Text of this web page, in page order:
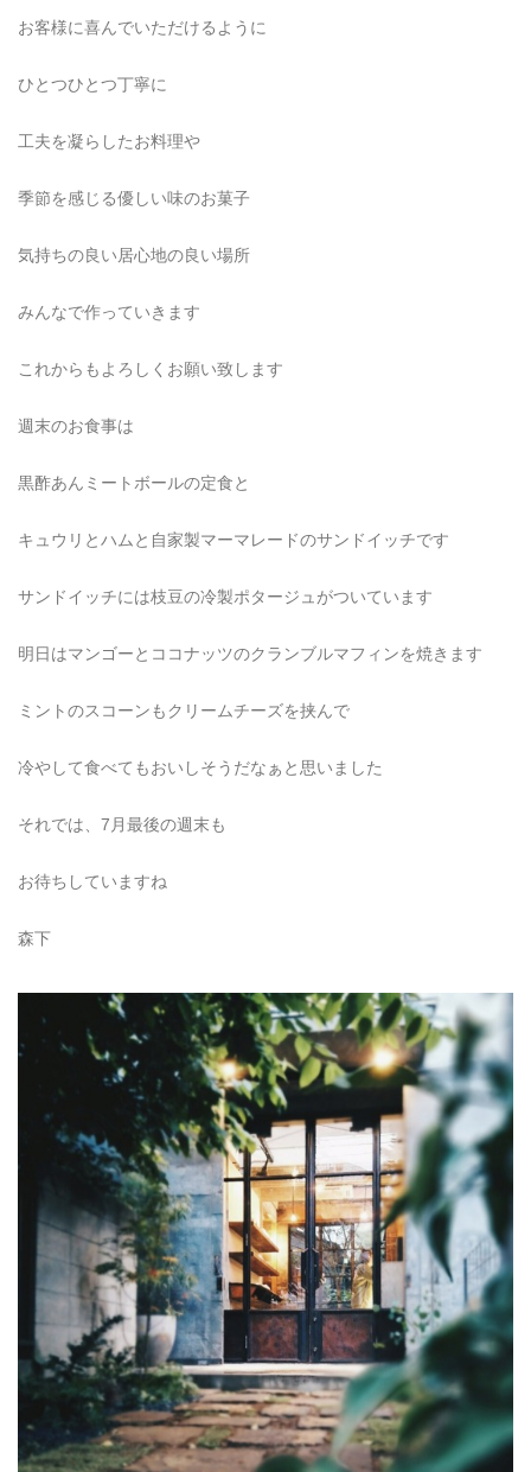
お客様に喜んでいただけるように
ひとつひとつ丁寧に
工夫を凝らしたお料理や
季節を感じる優しい味のお菓子
気持ちの良い居心地の良い場所
みんなで作っていきます
これからもよろしくお願い致します
週末のお食事は
黒酢あんミートボールの定食と
キュウリとハムと自家製マーマレードのサンドイッチです
サンドイッチには枝豆の冷製ポタージュがついています
明日はマンゴーとココナッツのクランブルマフィンを焼きます
ミントのスコーンもクリームチーズを挟んで
冷やして食べてもおいしそうだなぁと思いました
それでは、7月最後の週末も
お待ちしていますね
森下